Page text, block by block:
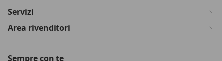
Servizi
Area rivenditori
Sempre con te